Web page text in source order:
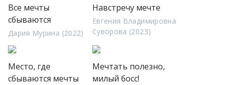
Все мечты
сбываются
Дария Мурина (2022)
Навстречу мечте
Евгения Владимировна
Суворова (2023)
Место, где
сбываются мечты
Мечтать полезно,
милый босс!